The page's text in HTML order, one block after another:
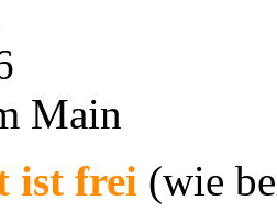
Main
ist frei (wie